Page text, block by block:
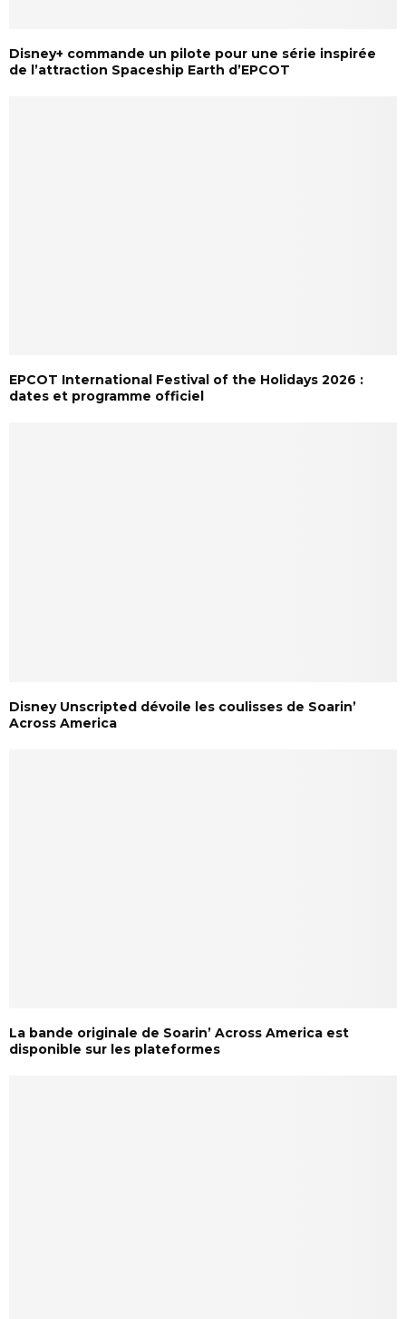
Disney+ commande un pilote pour une série inspirée
de l’attraction Spaceship Earth d’EPCOT
EPCOT International Festival of the Holidays 2026 :
dates et programme officiel
Disney Unscripted dévoile les coulisses de Soarin’
Across America
La bande originale de Soarin’ Across America est
disponible sur les plateformes